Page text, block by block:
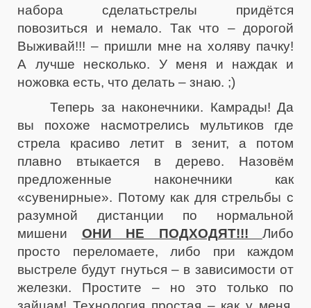
набора сделатьстрелы придётся
повозиться и немало. Так что – дорогой
Выживай!!! – пришли мне на холяву пачку!
А лучше несколько. У меня и наждак и
ножовка есть, что делать – знаю. ;)
Теперь за наконечники. Камрады! Да
вы похоже насмотрелись мультиков где
стрела красиво летит в зенит, а потом
плавно втыкается в дерево. Назовём
предложенные наконечники как
«сувенирные». Потому как для стрельбы с
разумной дистанции по нормальной
мишени ОНИ НЕ ПОДХОДЯТ!!! Либо
просто переломаете, либо при каждом
выстреле будут гнуться – в зависимости от
железки. Простите – но это только по